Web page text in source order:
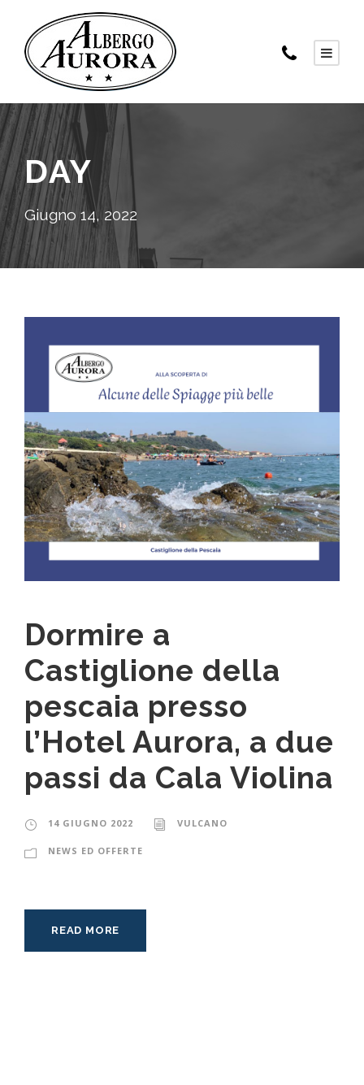
DAY
Giugno 14, 2022
Dormire a
Castiglione della
pescaia presso
l’Hotel Aurora, a due
passi da Cala Violina
14 GIUGNO 2022 VULCANO
NEWS ED OFFERTE
READ MORE